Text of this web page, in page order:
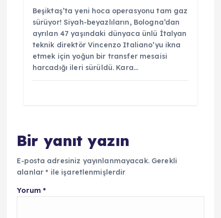
Beşiktaş’ta yeni hoca operasyonu tam gaz
sürüyor! Siyah-beyazlıların, Bologna’dan
ayrılan 47 yaşındaki dünyaca ünlü İtalyan
teknik direktör Vincenzo Italiano’yu ikna
etmek için yoğun bir transfer mesaisi
harcadığı ileri sürüldü. Kara…
Bir yanıt yazın
E-posta adresiniz yayınlanmayacak. Gerekli
alanlar* ile işaretlenmişlerdir
Yorum *